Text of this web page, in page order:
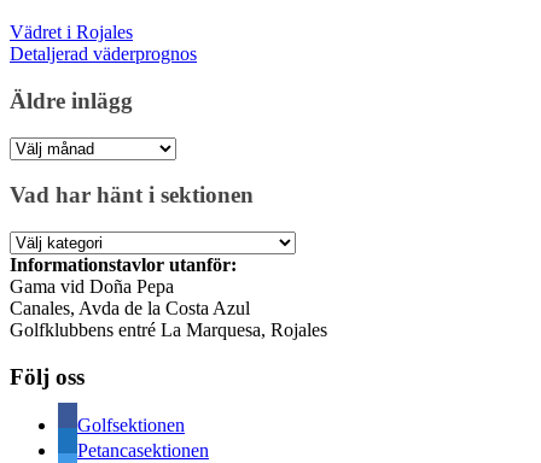
Vädret i Rojales
Detaljerad väderprognos
Äldre inlägg
Äldre
Vad har hänt i sektionen
Vad
har
hänt
i
sektionen
Informationstavlor utanför:
Gama vid Doña Pepa
Canales, Avda de la Costa Azul
Golfklubbens entré La Marquesa, Rojales
Följ oss
Golfsektionen
Petancasektionen